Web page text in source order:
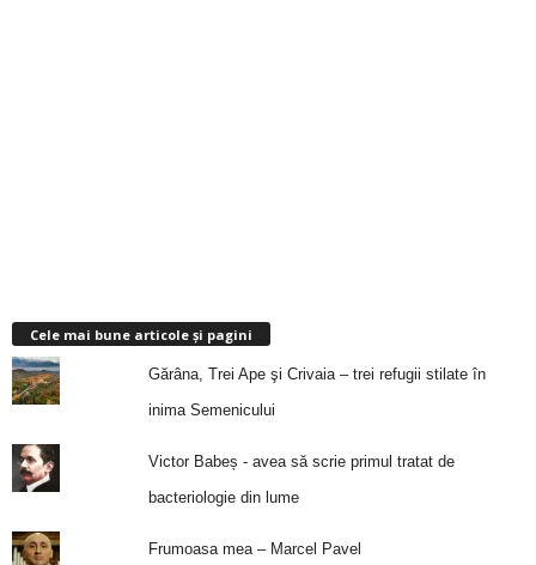
Cele mai bune articole și pagini
Gărâna, Trei Ape şi Crivaia – trei refugii stilate în
inima Semenicului
Victor Babeș - avea să scrie primul tratat de
bacteriologie din lume
Frumoasa mea – Marcel Pavel